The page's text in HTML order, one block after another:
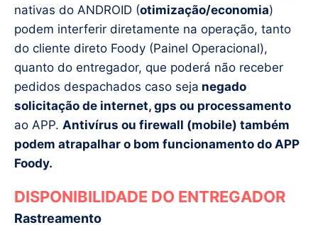
nativas do ANDROID (otimização/economia)
podem interferir diretamente na operação, tanto
do cliente direto Foody (Painel Operacional),
quanto do entregador, que poderá não receber
pedidos despachados caso seja negado
solicitação de internet, gps ou processamento
ao APP. Antivírus ou firewall (mobile) também
podem atrapalhar o bom funcionamento do APP
Foody.
DISPONIBILIDADE DO ENTREGADOR
Rastreamento